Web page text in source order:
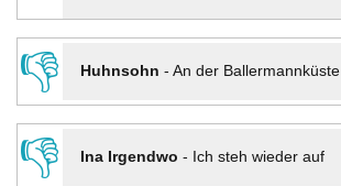
👎
Huhnsohn - An der Ballermannküste
👎
Ina Irgendwo - Ich steh wieder auf